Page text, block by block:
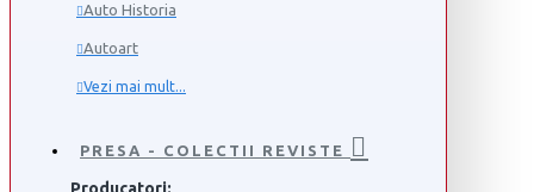
Auto Historia
Autoart
Vezi mai mult...
PRESA - COLECTII REVISTE